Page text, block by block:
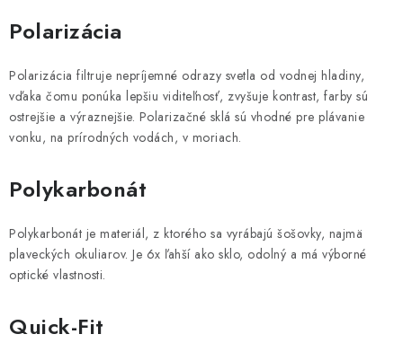
Polarizácia
Polarizácia filtruje nepríjemné odrazy svetla od vodnej hladiny,
vďaka čomu ponúka lepšiu viditeľnosť, zvyšuje kontrast, farby sú
ostrejšie a výraznejšie. Polarizačné sklá sú vhodné pre plávanie
vonku, na prírodných vodách, v moriach.
Polykarbonát
Polykarbonát je materiál, z ktorého sa vyrábajú šošovky, najmä
plaveckých okuliarov. Je 6x ľahší ako sklo, odolný a má výborné
optické vlastnosti.
Quick-Fit